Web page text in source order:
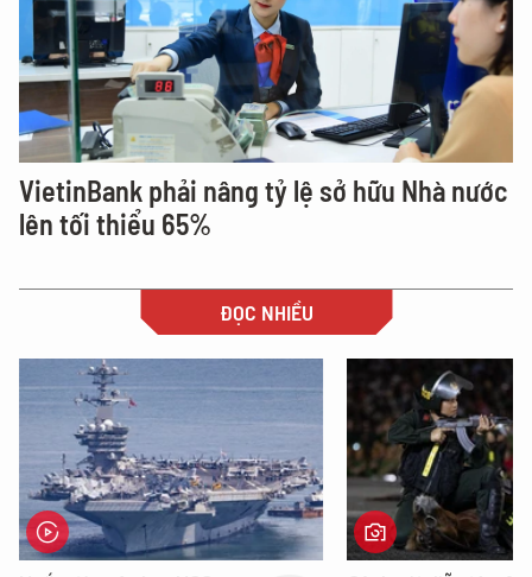
VietinBank phải nâng tỷ lệ sở hữu Nhà nước
lên tối thiểu 65%
ĐỌC NHIỀU